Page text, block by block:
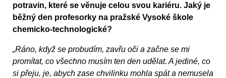
potravin, které se věnuje celou svou kariéru. Jaký je
běžný den profesorky na pražské Vysoké škole
chemicko-technologické?
„Ráno, když se probudím, zavřu oči a začne se mi
promítat, co všechno musím ten den udělat. A jediné, co
si přeju, je, abych zase chvilinku mohla spát a nemusela